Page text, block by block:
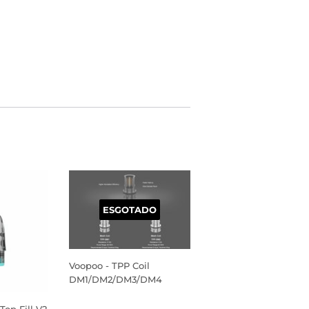
ESGOTADO
Voopoo - TPP Coil
DM1/DM2/DM3/DM4